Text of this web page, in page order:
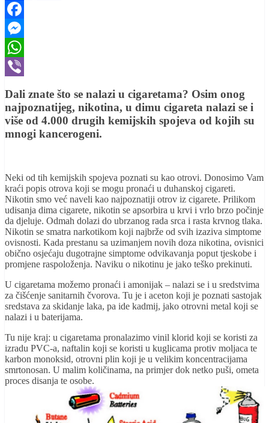
Facebook
Messenger
WhatsApp
Dali znate što se nalazi u cigaretama? Osim onog
najpoznatijeg, nikotina, u dimu cigareta nalazi se i
više od 4.000 drugih kemijskih spojeva od kojih su
mnogi kancerogeni.
Neki od tih kemijskih spojeva poznati su kao otrovi. Donosimo Vam
kraći popis otrova koji se mogu pronaći u duhanskoj cigareti.
Nikotin smo već naveli kao najpoznatiji otrov iz cigarete. Prilikom
udisanja dima cigarete, nikotin se apsorbira u krvi i vrlo brzo počinje
da djeluje. Odmah dolazi do ubrzanog rada srca i rasta krvnog tlaka.
Nikotin se smatra narkotikom koji najbrže od svih izaziva simptome
ovisnosti. Kada prestanu sa uzimanjem novih doza nikotina, ovisnici
obično osjećaju dugotrajne simptome odvikavanja poput tjeskobe i
promjene raspoloženja. Naviku o nikotinu je jako teško prekinuti.
U cigaretama možemo pronaći i amonijak – nalazi se i u sredstvima
za čišćenje sanitarnih čvorova. Tu je i aceton koji je poznati sastojak
sredstava za skidanje laka, pa ide kadmij, jako otrovni metal koji se
nalazi i u baterijama.
Tu nije kraj: u cigaretama pronalazimo vinil klorid koji se koristi za
izradu PVC-a, naftalin koji se koristi u kuglicama protiv moljaca te
karbon monoksid, otrovni plin koji je u velikim koncentracijama
smrtonosan. U malim količinama, na primjer dok netko puši, ometa
proces disanja te osobe.